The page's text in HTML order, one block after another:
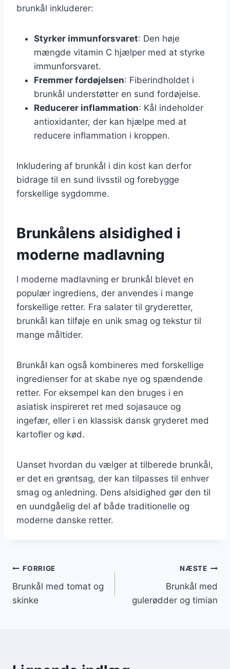
brunkål inkluderer:
Styrker immunforsvaret: Den høje
mængde vitamin C hjælper med at styrke
immunforsvaret.
Fremmer fordøjelsen: Fiberindholdet i
brunkål understøtter en sund fordøjelse.
Reducerer inflammation: Kål indeholder
antioxidanter, der kan hjælpe med at
reducere inflammation i kroppen.
Inkludering af brunkål i din kost kan derfor
bidrage til en sund livsstil og forebygge
forskellige sygdomme.
Brunkålens alsidighed i
moderne madlavning
I moderne madlavning er brunkål blevet en
populær ingrediens, der anvendes i mange
forskellige retter. Fra salater til gryderetter,
brunkål kan tilføje en unik smag og tekstur til
mange måltider.
Brunkål kan også kombineres med forskellige
ingredienser for at skabe nye og spændende
retter. For eksempel kan den bruges i en
asiatisk inspireret ret med sojasauce og
ingefær, eller i en klassisk dansk gryderet med
kartofler og kød.
Uanset hvordan du vælger at tilberede brunkål,
er det en grøntsag, der kan tilpasses til enhver
smag og anledning. Dens alsidighed gør den til
en uundgåelig del af både traditionelle og
moderne danske retter.
Indlægsnavigation
FORRIGE
Brunkål med tomat og
skinke
NÆSTE
Brunkål med
gulerødder og timian